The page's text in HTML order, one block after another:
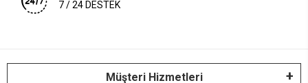
7 / 24 DESTEK
Müşteri Hizmetleri